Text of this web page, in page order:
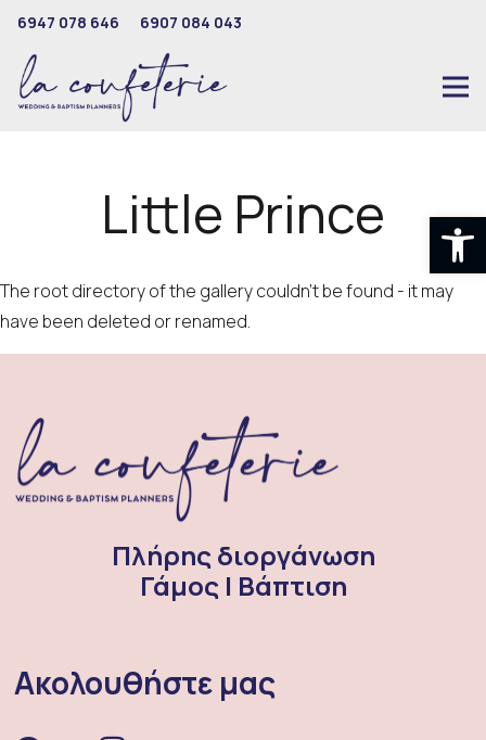
6947 078 646 6907 084 043
Little Prince
The root directory of the gallery couldn't be found - it may
have been deleted or renamed.
Πλήρης διοργάνωση
Γάμος | Βάπτιση
Ακολουθήστε μας